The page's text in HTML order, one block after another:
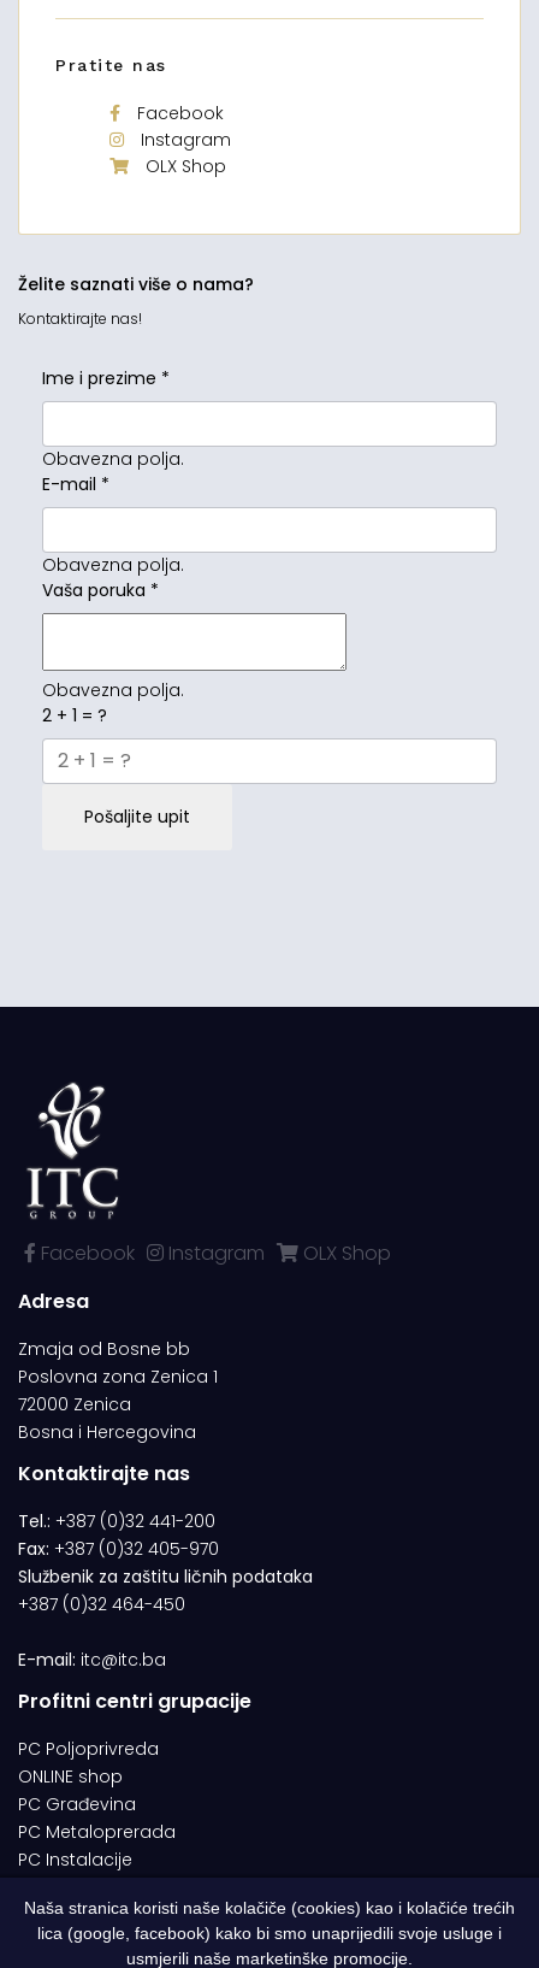
Pratite nas
Facebook
Instagram
OLX Shop
Želite saznati više o nama?
Kontaktirajte nas!
Ime i prezime *
Obavezna polja.
E-mail *
Obavezna polja.
Vaša poruka *
Obavezna polja.
2 + 1 = ?
Pošaljite upit
Facebook Instagram
OLX Shop
Adresa
Zmaja od Bosne bb
Poslovna zona Zenica 1
72000 Zenica
Bosna i Hercegovina
Kontaktirajte nas
Tel.: +387 (0)32 441-200
Fax: +387 (0)32 405-970
Službenik za zaštitu ličnih podataka
+387 (0)32 464-450
E-mail: itc@itc.ba
Profitni centri grupacije
PC Poljoprivreda
ONLINE shop
PC Građevina
PC Metaloprerada
PC Instalacije
© 1994-2026 | ITC d.o.o. Zenica. Sva prava pridržana | Designed by
Naša stranica koristi naše kolačiče (cookies) kao i kolačiće trećih
lica (google, facebook) kako bi smo unaprijedili svoje usluge i
usmjerili naše marketinške promocije.